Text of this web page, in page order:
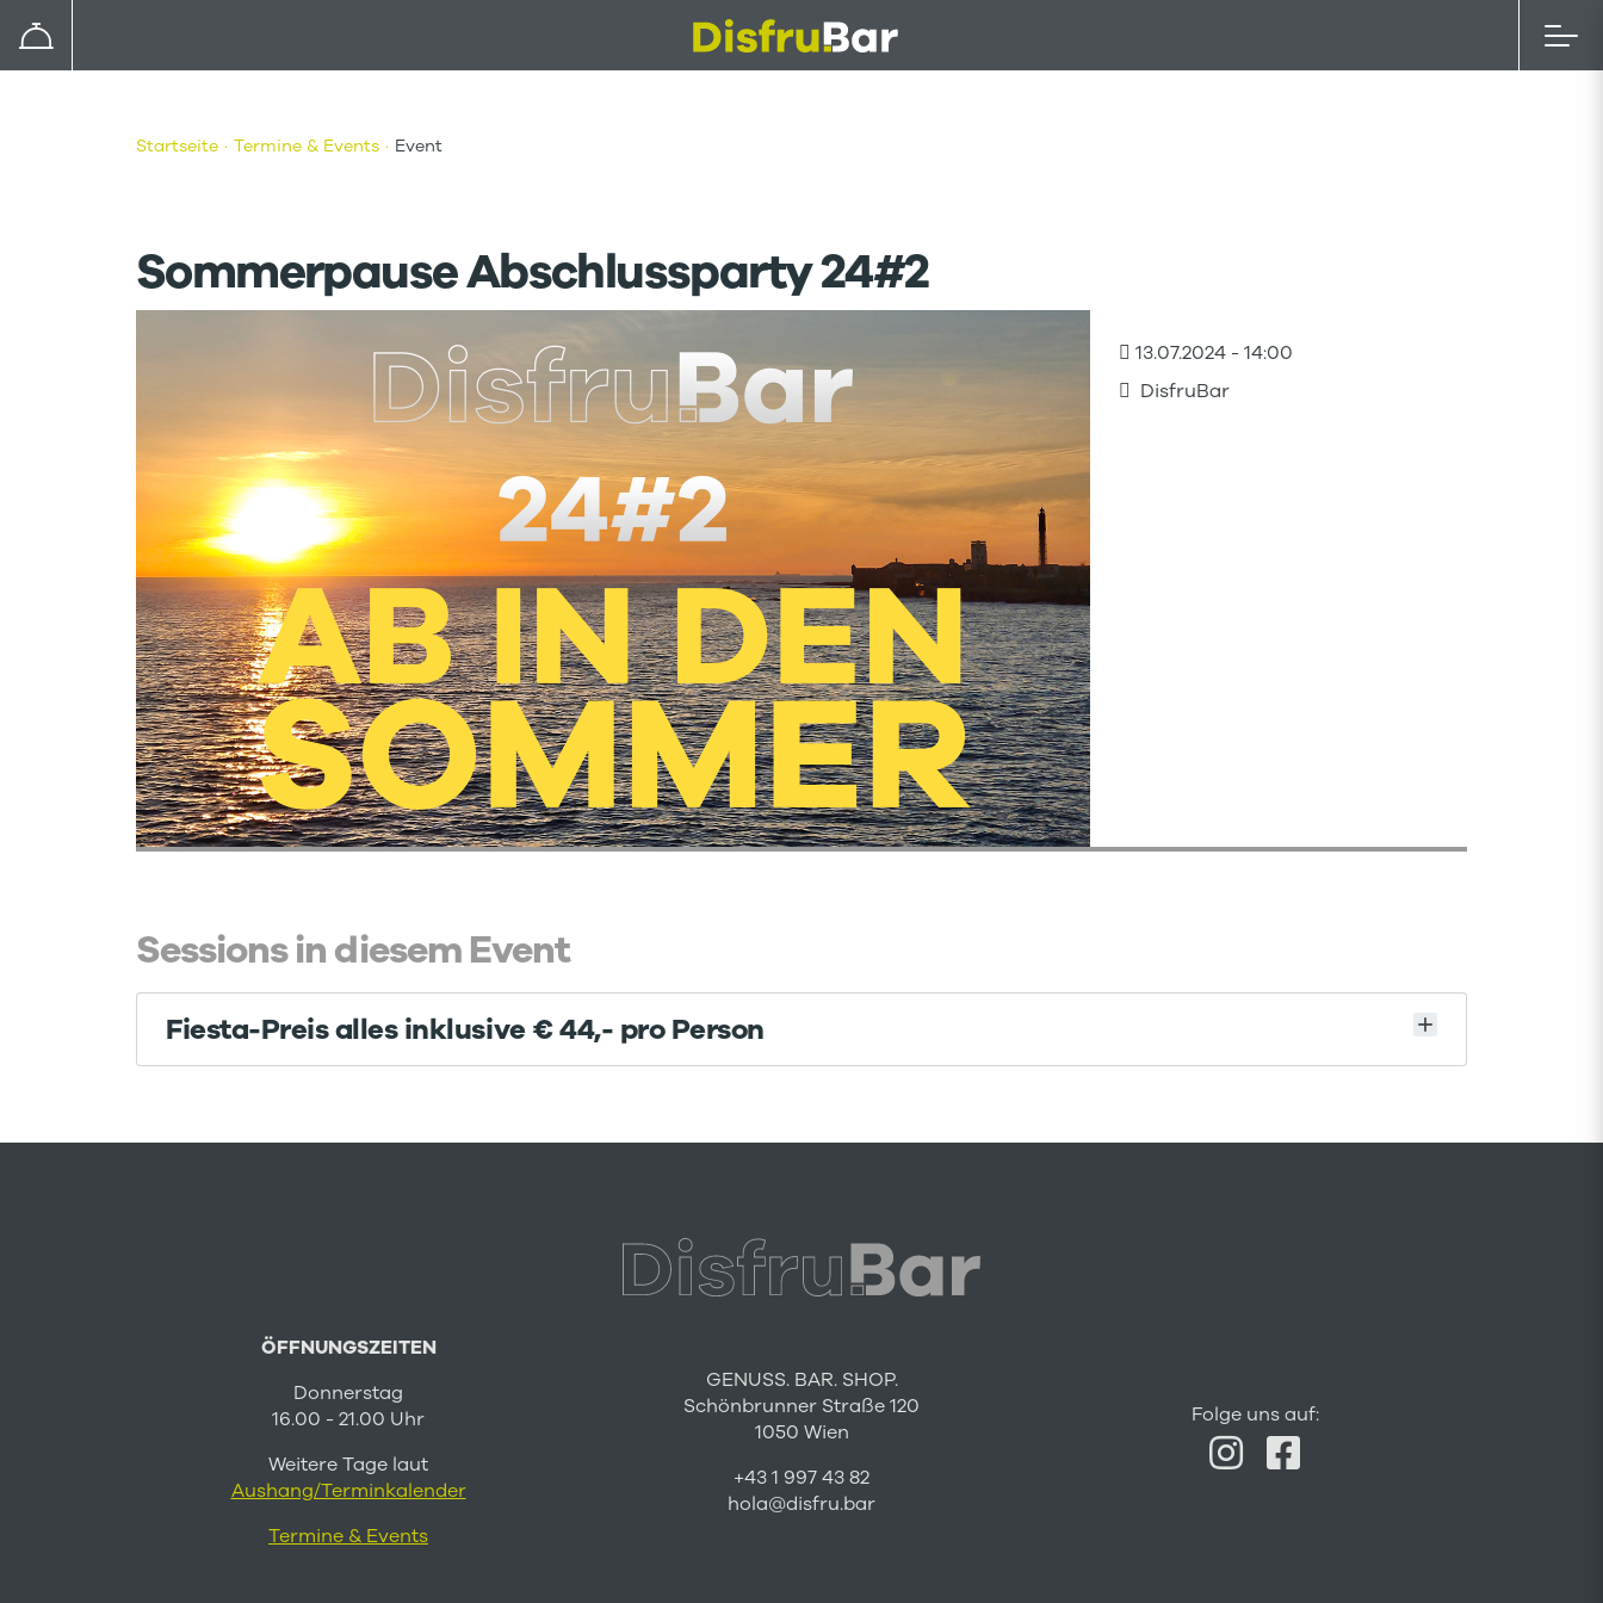
Startseite Termine & Events Event
Sommerpause Abschlussparty 24#2
13.07.2024 - 14:00
DisfruBar
Sessions in diesem Event
Fiesta-Preis alles inklusive € 44,- pro Person
ÖFFNUNGSZEITEN
Donnerstag
16.00 - 21.00 Uhr
Weitere Tage laut
Aushang/Terminkalender
Termine & Events
GENUSS. BAR. SHOP.
Schönbrunner Straße 120
1050 Wien
+43 1 997 43 82
hola@disfru.bar
Folge uns auf: